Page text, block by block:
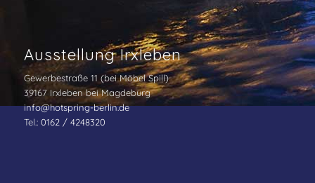
Ausstellung Irxleben
Gewerbestraße 11 (bei Möbel Spill)
39167 Irxleben bei Magdeburg
info@hotspring-berlin.de
Tel.: 0162 / 4248320